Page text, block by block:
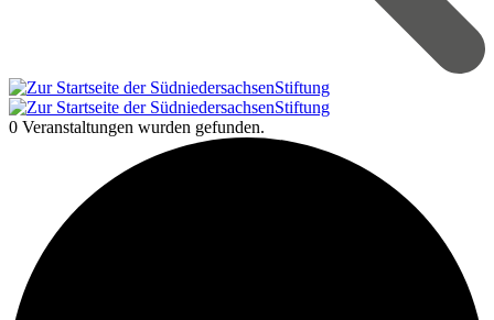
0 Veranstaltungen wurden gefunden.